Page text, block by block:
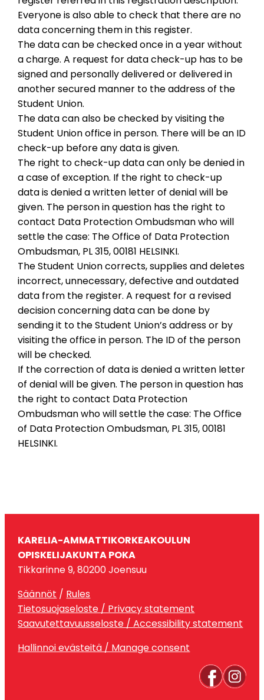
Everyone is also able to check that there are no
data concerning them in this register.
The data can be checked once in a year without
a charge. A request for data check-up has to be
signed and personally delivered or delivered in
another secured manner to the address of the
Student Union.
The data can also be checked by visiting the
Student Union office in person. There will be an ID
check-up before any data is given.
The right to check-up data can only be denied in
a case of exception. If the right to check-up
data is denied a written letter of denial will be
given. The person in question has the right to
contact Data Protection Ombudsman who will
settle the case: The Office of Data Protection
Ombudsman, PL 315, 00181 HELSINKI.
The Student Union corrects, supplies and deletes
incorrect, unnecessary, defective and outdated
data from the register. A request for a revised
decision concerning data can be done by
sending it to the Student Union’s address or by
visiting the office in person. The ID of the person
will be checked.
If the correction of data is denied a written letter
of denial will be given. The person in question has
the right to contact Data Protection
Ombudsman who will settle the case: The Office
of Data Protection Ombudsman, PL 315, 00181
HELSINKI.
KARELIA-AMMATTIKORKEAKOULUN
OPISKELIJAKUNTA POKA
Tikkarinne 9, 80200 Joensuu
Säännöt / Rules
Tietosuojaseloste / Privacy statement
Saavutettavuusseloste / Accessibility statement
Hallinnoi evästeitä / Manage consent